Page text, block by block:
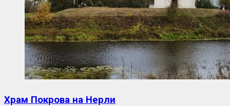
Храм Покрова на Нерли